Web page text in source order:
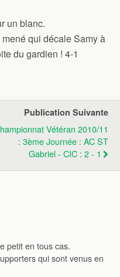
un blanc.
qui décale Samy à
du gardien ! 4-1
Publication Suivante
Vétéran 2010/11
: 3ème Journée : AC ST
Gabriel - CIC : 2 - 1
petit en tous cas.
qui sont venus en